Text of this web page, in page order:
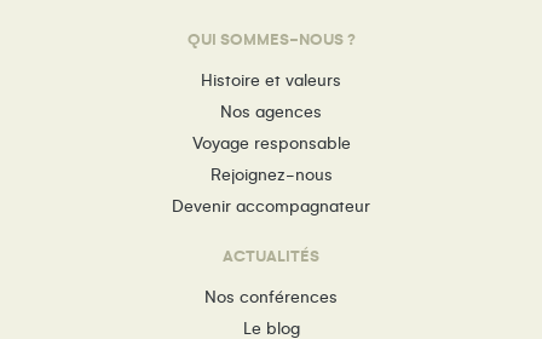
QUI SOMMES-NOUS ?
Histoire et valeurs
Nos agences
Voyage responsable
Rejoignez-nous
Devenir accompagnateur
ACTUALITÉS
Nos conférences
Le blog